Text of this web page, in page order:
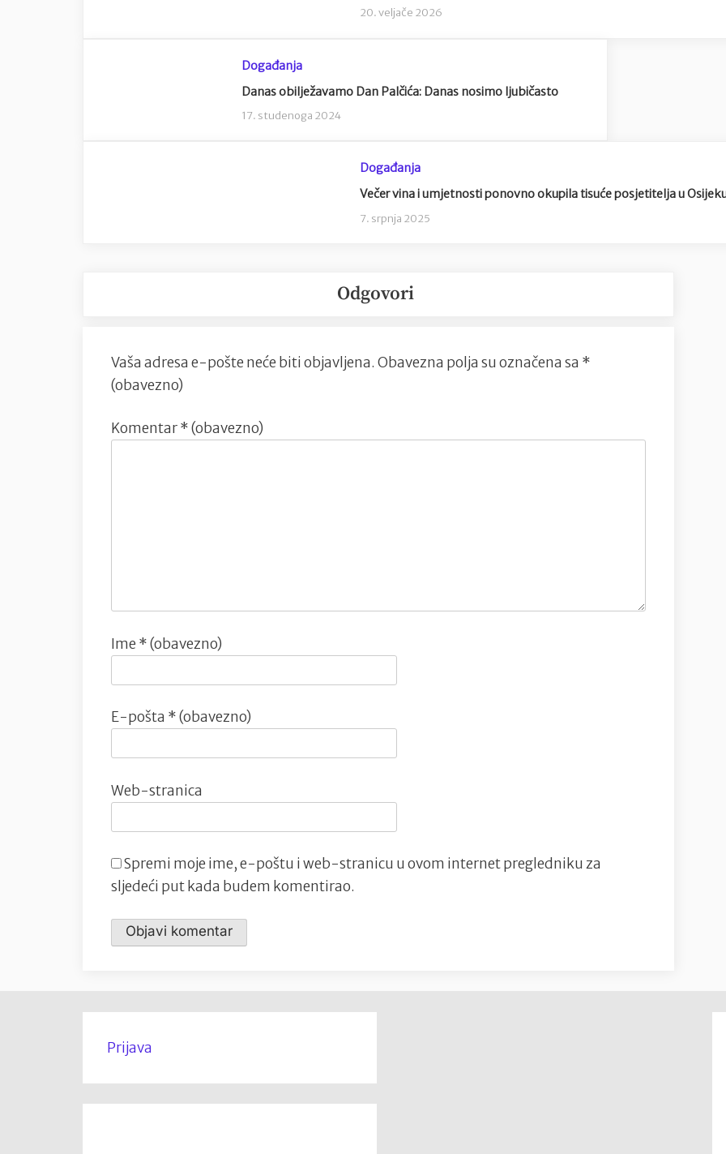
20. veljače 2026
Događanja
Danas obilježavamo Dan Palčića: Danas nosimo ljubičasto
17. studenoga 2024
Događanja
Večer vina i umjetnosti ponovno okupila tisuće posjetitelja u
7. srpnja 2025
Odgovori
Vaša adresa e-pošte neće biti objavljena. Obavezna polja su označena sa *
(obavezno)
Komentar* (obavezno)
Ime * (obavezno)
E-pošta * (obavezno)
Web-stranica
Spremi moje ime, e-poštu i web-stranicu u ovom internet pregledniku za
sljedeći put kada budem komentirao.
Prijava